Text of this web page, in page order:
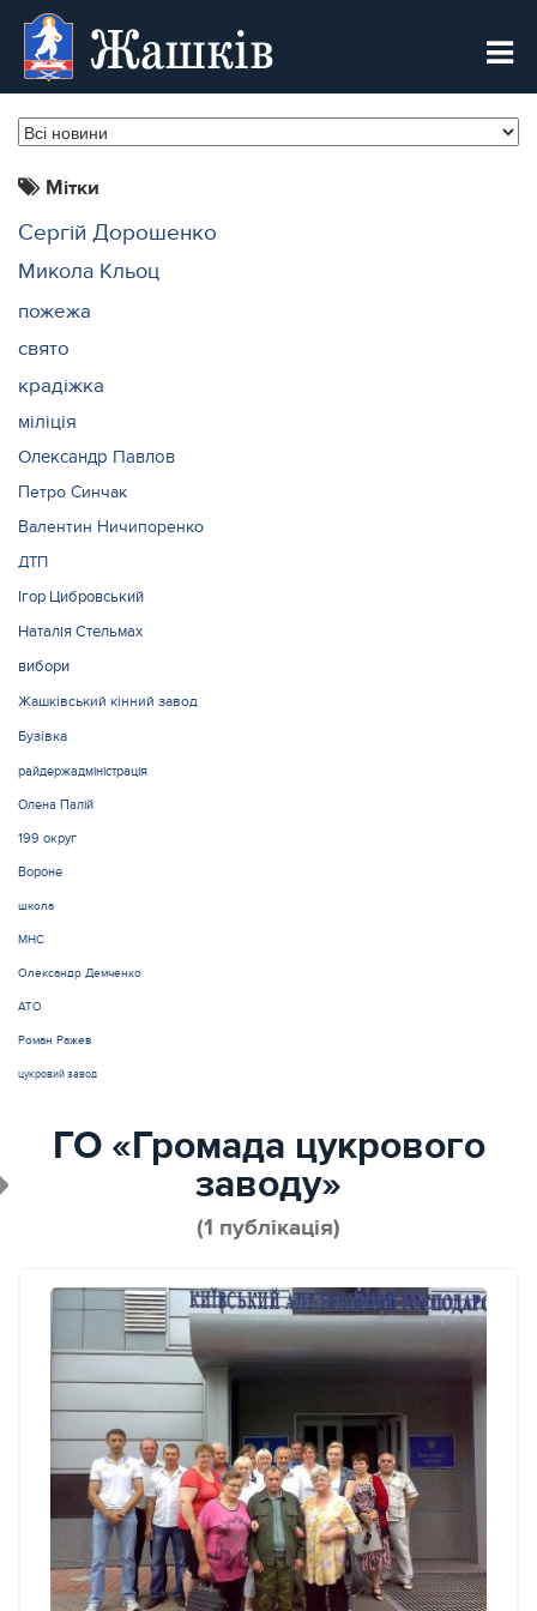
Жашків
Мітки
Сергій Дорошенко
Микола Кльоц
пожежа
свято
крадіжка
міліція
Олександр Павлов
Петро Синчак
Валентин Ничипоренко
ДТП
Ігор Цибровський
Наталія Стельмах
вибори
Жашківський кінний завод
Бузівка
райдержадміністрація
Олена Палій
199 округ
Вороне
школа
МНС
Олександр Демченко
АТО
Роман Ражев
цукровий завод
ГО «Громада цукрового
заводу»
(1 публікація)